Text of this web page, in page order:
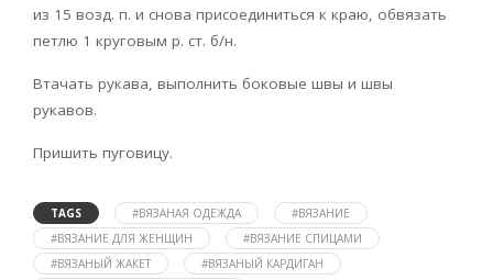
из 15 возд. п. и снова присоединиться к краю, обвязать
петлю 1 круговым р. ст. б/н.
Втачать рукава, выполнить боковые швы и швы
рукавов.
Пришить пуговицу.
TAGS #ВЯЗАНАЯ ОДЕЖДА
#ВЯЗАНИЕ
#ВЯЗАНИЕ ДЛЯ ЖЕНЩИН
#ВЯЗАНИЕ СПИЦАМИ
#ВЯЗАНЫЙ ЖАКЕТ
#ВЯЗАНЫЙ КАРДИГАН